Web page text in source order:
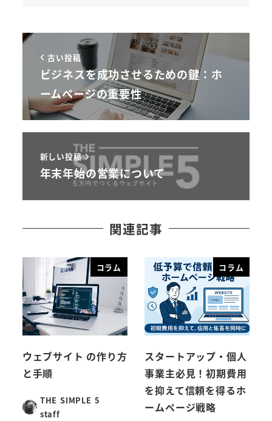
古い投稿
ビジネスを成功させるための鍵：ホ
ームページの重要性
新しい投稿
年末年始の営業について
関連記事
コラム
ウェブサイト の作り方
と手順
THE SIMPLE 5
staff
コラム
スタートアップ・個人
事業主必見！初期費用
を抑えて信頼を得るホ
ームページ戦略